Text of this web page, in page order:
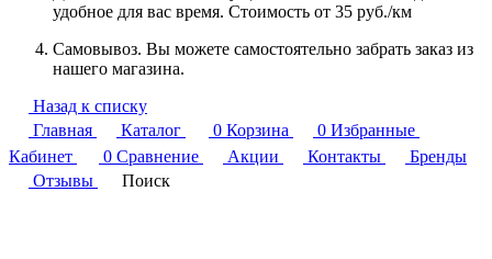
удобное для вас время. Стоимость от 35 руб./км
Самовывоз. Вы можете самостоятельно забрать заказ из
нашего магазина.
Назад к списку
Главная
Каталог 0 Корзина 0 Избранные
Кабинет
0 Сравнение Акции Контакты
Бренды
Отзывы
Поиск